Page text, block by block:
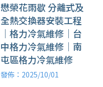
懋榮花雨歇 分離式及
全熱交換器安裝工程
｜格力冷氣維修｜台
中格力冷氣維修｜南
屯區格力冷氣維修
發佈：2025/10/01